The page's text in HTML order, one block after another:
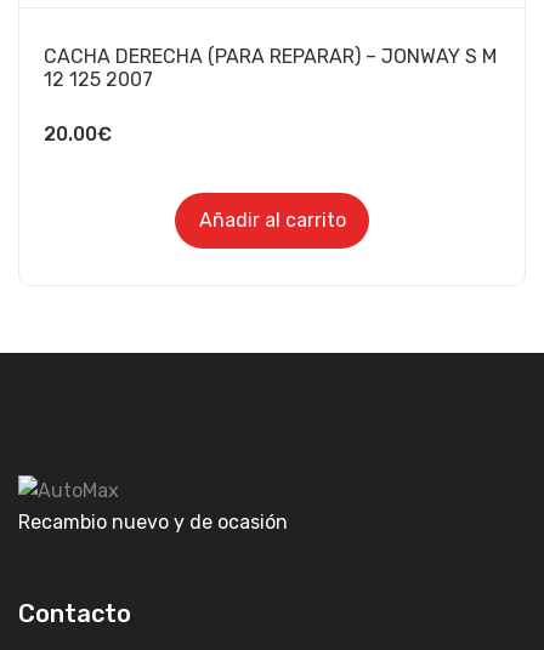
CACHA DERECHA (PARA REPARAR) – JONWAY S M
12 125 2007
20.00€
Añadir al carrito
Recambio nuevo y de ocasión
Contacto